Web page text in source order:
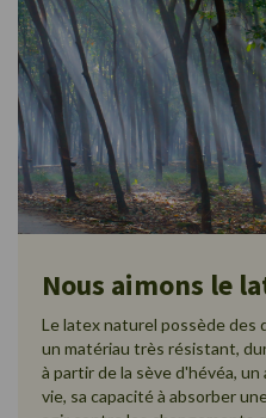
Nous aimons le
Le latex naturel possède des
un matériau très résistant,
à partir de la sève d'hévéa,
vie, sa capacité à absorber